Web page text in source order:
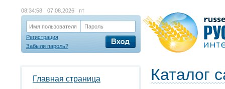
08:34:59 07.08.2026 пт
Имя пользователя
Пароль
Регистрация
Забыли пароль?
Каталог
Главная страница